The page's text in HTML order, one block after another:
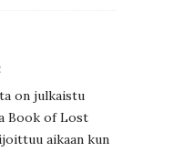
on julkaistu
Book of Lost
aikaan kun